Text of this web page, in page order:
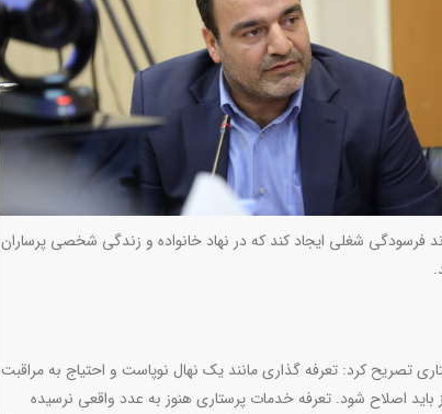
فرسودگی شغلی ایجاد کند که در نهاد خانواده و زندگی شخصی پرساران
.
تصریح کرد: تعرفه گذاری مانند یک نهال نوپاست و احتیاج به مراقبت
باید اصلاح شود. تعرفه خدمات پرستاری هنوز به عدد واقعی نرسیده